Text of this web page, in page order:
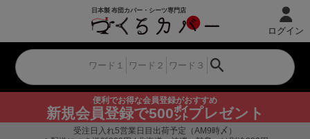
便利でお得な会員登録がおすすめ
新規会員登録で500㌽プレゼント
ログイン
受注日入れ5営業日目出荷予定（AM9時〆）